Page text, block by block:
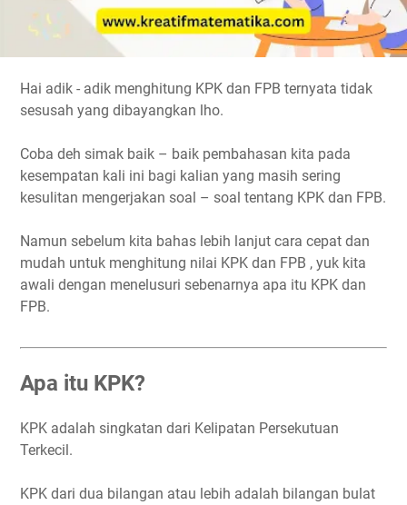
Hai adik - adik menghitung KPK dan FPB ternyata tidak
sesusah yang dibayangkan lho.
Coba deh simak baik – baik pembahasan kita pada
kesempatan kali ini bagi kalian yang masih sering
kesulitan mengerjakan soal – soal tentang KPK dan FPB.
Namun sebelum kita bahas lebih lanjut cara cepat dan
mudah untuk menghitung nilai KPK dan FPB , yuk kita
awali dengan menelusuri sebenarnya apa itu KPK dan
FPB.
Apa itu KPK?
KPK adalah singkatan dari Kelipatan Persekutuan
Terkecil.
KPK dari dua bilangan atau lebih adalah bilangan bulat